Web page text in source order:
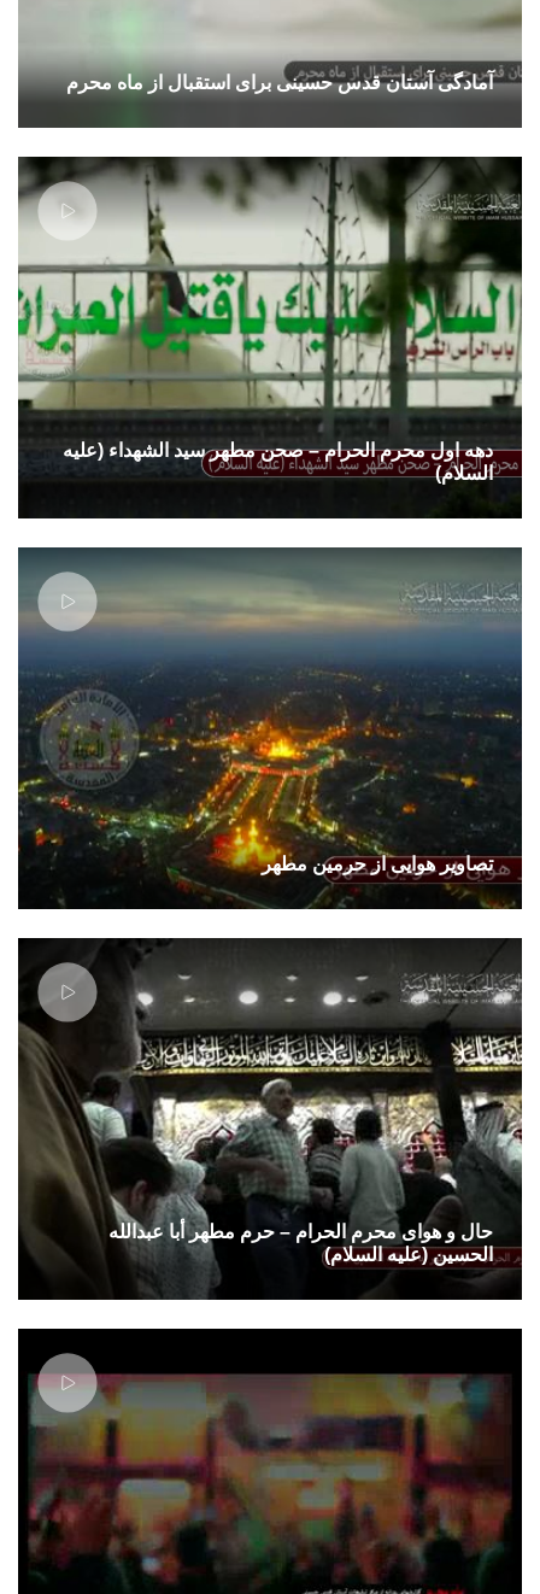
آمادگی آستان قدس حسینی برای استقبال از ماه محرم
دهه اول محرم الحرام – صحن مطهر سید الشهداء (علیه
السلام)
تصاوير هوایی از حرمین مطهر
حال و هوای محرم الحرام – حرم مطهر أبا عبدالله
الحسین (علیه السلام)